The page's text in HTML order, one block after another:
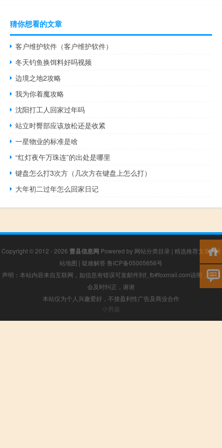
猜你想看的文章
客户维护软件（客户维护软件）
冬天钓鱼换饵料好吗视频
边境之地2攻略
我为你着魔攻略
沈阳打工人回家过年吗
站立时臀部应该放松还是收紧
一星物业的标准是啥
“红灯夜午万珠连”的出处是哪里
键盘怎么打3次方（几次方在键盘上怎么打）
大年初二过年怎么回家日记
Copyright © 2012 - 2026 曹县信息网 Powered by 网站分类目录 | 精选推荐文章|网
站地图 | 疑难解答 鲁ICP备05005656号
声明：本站内容来自互联网，如信息有错误可发邮件到f_fb#foxmail.com说明，我们
会及时纠正，谢谢
本站仅为个人兴趣爱好，不接盈利性广告及商业合作
小男孩